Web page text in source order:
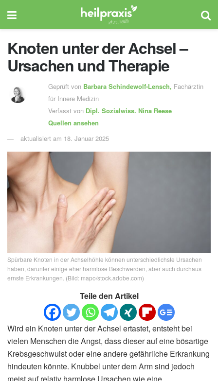
Knoten unter der Achsel –
Ursachen und Therapie
Geprüft von Barbara Schindewolf-Lensch, Fachärztin
für Innere Medizin
Verfasst von Dipl. Sozialwiss. Nina Reese
Quellen ansehen
aktualisiert am 18. Januar 2025
Spürbare Knoten in der Achselhöhle können unterschiedlichste Ursachen
haben, darunter einige eher harmlose Beschwerden, aber auch durchaus
ernste Erkrankungen. (Bild: mapo/stock.adobe.com)
Teile den Artikel
Wird ein Knoten unter der Achsel ertastet, entsteht bei
vielen Menschen die Angst, dass dieser auf eine bösartige
Krebsgeschwulst oder eine andere gefährliche Erkrankung
hindeuten könnte. Knubbel unter dem Arm sind jedoch
meist auf relativ harmlose Ursachen wie eine